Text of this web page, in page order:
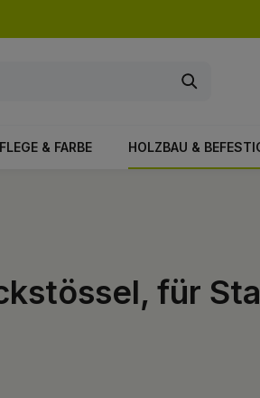
& FARBE HOLZBAU &
für